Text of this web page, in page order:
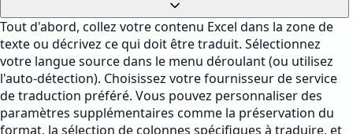
Tout d'abord, collez votre contenu Excel dans la zone de
texte ou décrivez ce qui doit être traduit. Sélectionnez
votre langue source dans le menu déroulant (ou utilisez
l'auto-détection). Choisissez votre fournisseur de service
de traduction préféré. Vous pouvez personnaliser des
paramètres supplémentaires comme la préservation du
format, la sélection de colonnes spécifiques à traduire, et